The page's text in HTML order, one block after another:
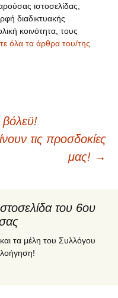
ιστοσελίδας,
διαδικτυακής
κοινότητα, τους
όλα τα άρθρα του/της
βόλεϋ!
τις προσδοκίες
μας! →
του 6ου
τα μέλη του Συλλόγου